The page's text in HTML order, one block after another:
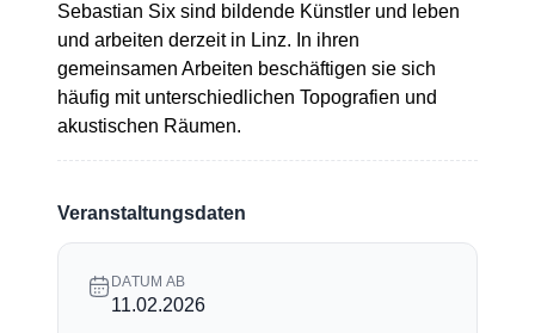
Sebastian Six sind bildende Künstler und leben
und arbeiten derzeit in Linz. In ihren
gemeinsamen Arbeiten beschäftigen sie sich
häufig mit unterschiedlichen Topografien und
akustischen Räumen.
Veranstaltungsdaten
DATUM AB
11.02.2026